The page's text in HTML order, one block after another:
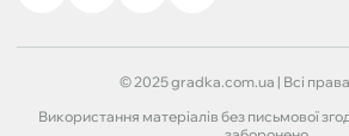
© 2025 gradka.com.ua | Всі
Використання матеріалів без письмової